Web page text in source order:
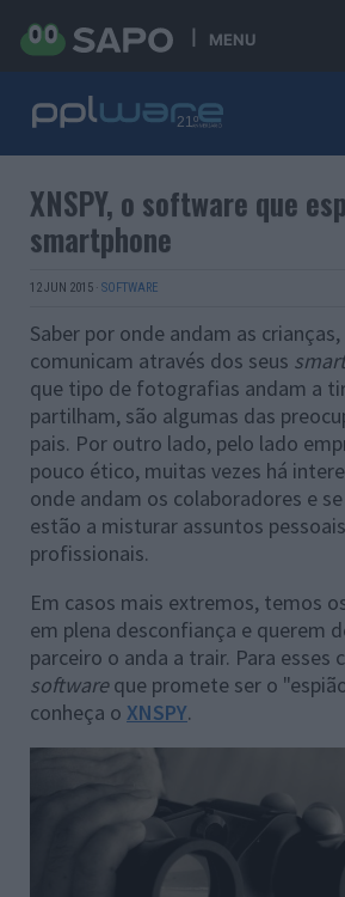
MENU
XNSPY, o software que
smartphone
12 JUN 2015 · SOFTWARE
Saber por onde andam as
comunicam através dos seus
que tipo de fotografias andam a
partilham, são algumas das
pais. Por outro lado, pelo lado
pouco ético, muitas vezes há
onde andam os colaboradores e
estão a misturar assuntos
profissionais.
Em casos mais extremos, temos
em plena desconfiança e querem
parceiro o anda a trair. Para esses
softwareque promete ser o
conheça o XNSPY.